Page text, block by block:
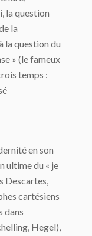
la question
la
la question du
» (le fameux
temps :
en son
ultime du « je
Descartes,
cartésiens
dans
Hegel),